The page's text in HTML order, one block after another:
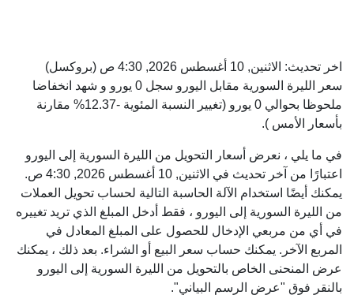
اخر تحديث: الاثنين, 10 أغسطس 2026, 4:30 ص
(بروكسل)
سعر الليرة السورية مقابل اليورو سجل 0 يورو و شهد انخفاضا
ملحوظا بحوالي 0 يورو (تغيير النسبة المئوية -12.37% مقارنة
بأسعار الأمس ).
في ما يلي ، نعرض أسعار التحويل من الليرة السورية إلى اليورو
اعتبارًا من آخر تحديث في الاثنين, 10 أغسطس 2026, 4:30 ص.
يمكنك أيضًا استخدام الآلة الحاسبة التالية لحساب تحويل العملات
من الليرة السورية إلى اليورو ، فقط أدخل المبلغ الذي تريد تغييره
في أي من مربعي الإدخال للحصول على المبلغ المعادل في
المربع الآخر. يمكنك حساب سعر البيع أو الشراء. بعد ذلك ، يمكنك
عرض المنحنى الخاص بالتحويل من الليرة السورية إلى اليورو
بالنقر فوق "عرض الرسم البياني".